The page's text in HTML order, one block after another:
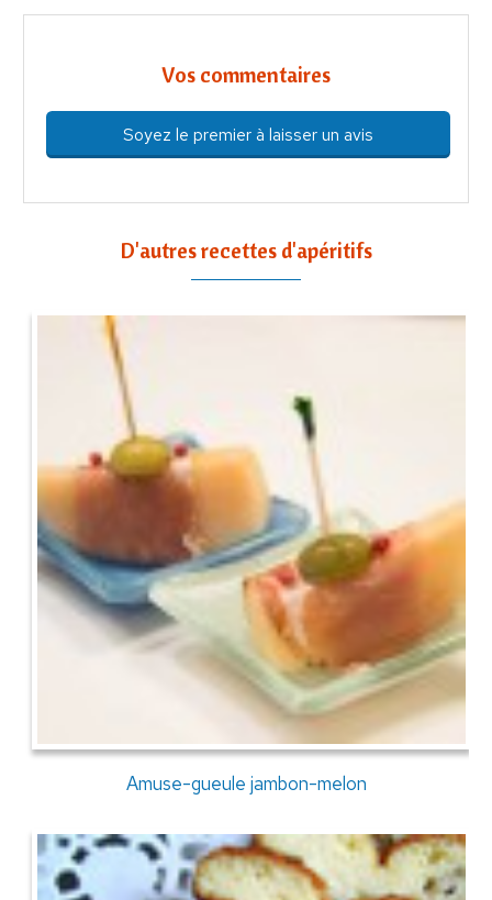
Vos commentaires
Soyez le premier à laisser un avis
D'autres recettes d'apéritifs
Amuse-gueule jambon-melon